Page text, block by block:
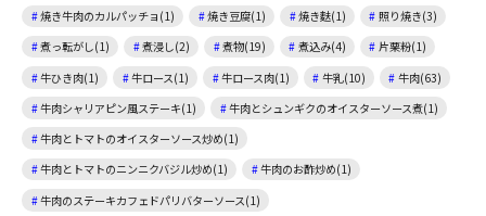
焼き牛肉のカルパッチョ(1) 焼き豆腐(1) 焼き麩(1)
照り焼き(3)
煮っ転がし(1)
煮浸し(2) 煮物(19) 煮込み(4)
片栗粉(1)
牛ひき肉(1)
牛ロース(1) 牛ロース肉(1) 牛乳(10)
牛肉(63)
牛肉シャリアピン風ステーキ(1)
牛肉とシュンギクのオイスターソース煮(1)
牛肉とトマトのオイスターソース炒め(1)
牛肉とトマトのニンニクバジル炒め(1)
牛肉のお酢炒め(1)
牛肉のステーキカフェドパリバターソース(1)